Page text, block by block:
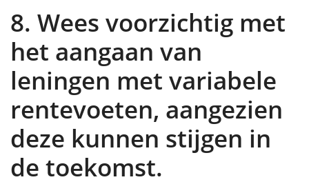
8. Wees voorzichtig met
het aangaan van
leningen met variabele
rentevoeten, aangezien
deze kunnen stijgen in
de toekomst.